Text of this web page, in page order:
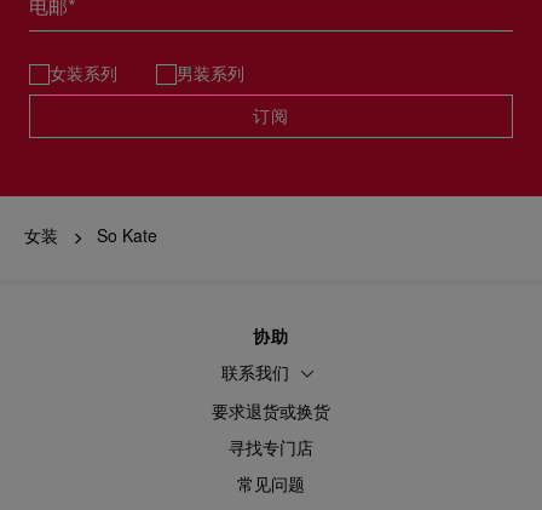
电邮*
女装系列 男装系列
订阅
女装 So Kate
协助
联系我们
要求退货或换货
寻找专门店
常见问题